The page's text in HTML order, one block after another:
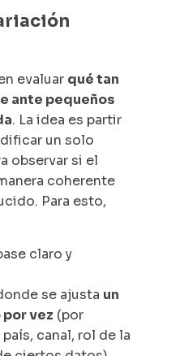
evaluar qué tan
ante pequeños
. La idea es partir
un solo
observar si el
coherente
Para esto,
claro y
se ajusta un
vez (por
canal, rol de la